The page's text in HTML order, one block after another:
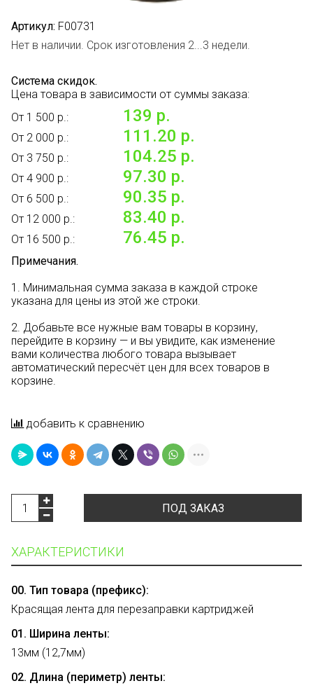
Артикул: F00731
Нет в наличии. Срок изготовления 2...3 недели.
Система скидок.
Цена товара в зависимости от суммы заказа:
От 1 500 р.:
139 р.
От 2 000 р.: 111.20 р.
От 3 750 р.: 104.25 р.
От 4 900 р.: 97.30 р.
От 6 500 р.: 90.35 р.
От 12 000 р.: 83.40 р.
От 16 500 р.: 76.45 р.
Примечания.
1. Минимальная сумма заказа в каждой строке
указана для цены из этой же строки.
2. Добавьте все нужные вам товары в корзину,
перейдите в корзину — и вы увидите, как изменение
вами количества любого товара вызывает
автоматический пересчёт цен для всех товаров в
корзине.
добавить к сравнению
ПОД ЗАКАЗ
ХАРАКТЕРИСТИКИ
00. Тип товара (префикс):
Красящая лента для перезаправки картриджей
01. Ширина ленты:
13мм (12,7мм)
02. Длина (периметр) ленты: